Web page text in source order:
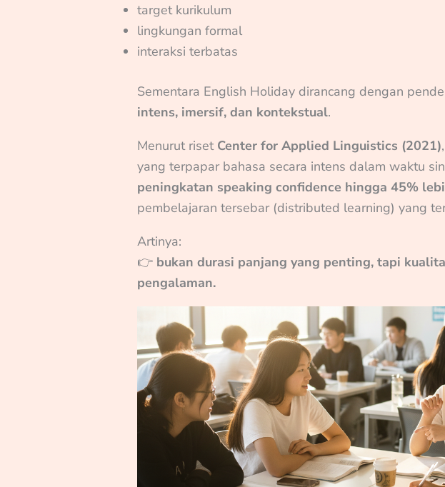
target kurikulum
lingkungan formal
interaksi terbatas
Sementara English Holiday dirancang dengan
intens, imersif, dan kontekstual.
Menurut riset Center for Applied Linguistics (2021)
yang terpapar bahasa secara intens dalam waktu
peningkatan speaking confidence hingga 45%
pembelajaran tersebar (distributed learning) yang
Artinya:
👉 bukan durasi panjang yang penting, tapi
pengalaman.